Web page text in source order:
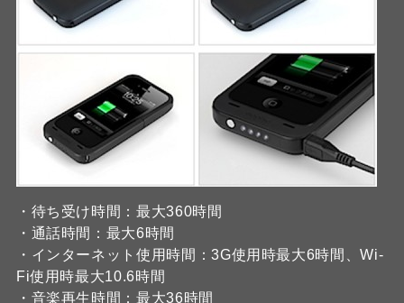
・待ち受け時間：最大360時間
・通話時間：最大6時間
・インターネット使用時間：3G使用時最大6時間、Wi-
Fi使用時最大10.6時間
・音楽再生時間：最大36時間